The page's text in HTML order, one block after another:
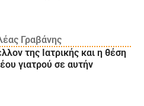
Γραβάνης
της Ιατρικής και η θέση
γιατρού σε αυτήν